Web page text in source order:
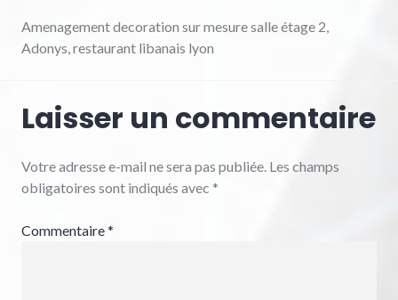
Amenagement decoration sur mesure salle étage 2,
Adonys, restaurant libanais lyon
Laisser un commentaire
Votre adresse e-mail ne sera pas publiée. Les champs
obligatoires sont indiqués avec *
Commentaire*